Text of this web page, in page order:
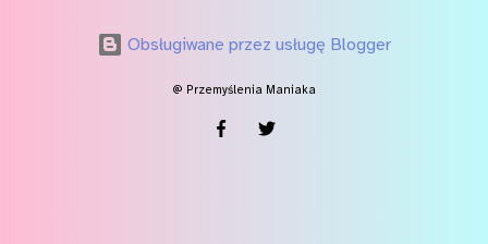
Obsługiwane przez usługę Blogger
@ Przemyślenia Maniaka